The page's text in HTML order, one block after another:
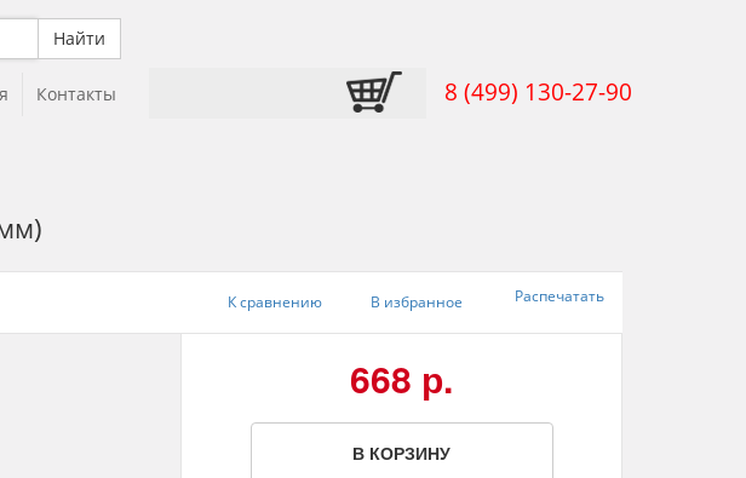
Контакты 8 (499) 130-27-90
К сравнению В избранное Распечатать
668 р.
В КОРЗИНУ